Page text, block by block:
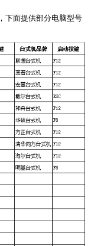
，下面提供部分电脑型号